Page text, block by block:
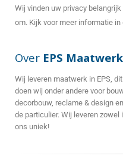
Wij vinden uw privacy
om. Kijk voor meer informatie in
Over EPS Maatwerk
Wij leveren maatwerk in EPS,
doen wij onder andere voor
decorbouw, reclame & design
de particulier. Wij leveren
ons uniek!